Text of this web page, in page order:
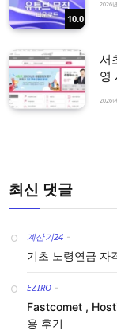
10.0
2026
서
영
2026
최신 댓글
계산기24 -
기초 노령연금 자
EZIRO -
Fastcomet ,
용 후기